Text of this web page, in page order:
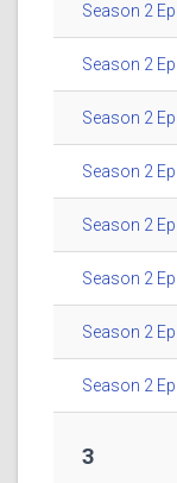
Season 2
Season 2
Season 2
Season 2
Season 2
Season 2
Season 2
Season 2
3